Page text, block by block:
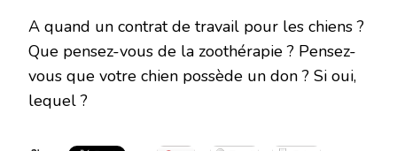
A quand un contrat de travail pour les chiens ?
Que pensez-vous de la zoothérapie ? Pensez-
vous que votre chien possède un don ? Si oui,
lequel ?